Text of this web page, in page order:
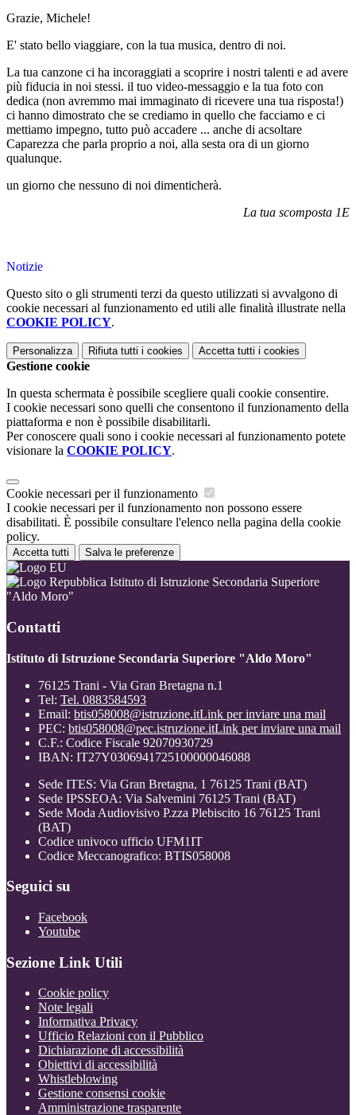
Grazie, Michele!
E' stato bello viaggiare, con la tua musica, dentro di noi.
La tua canzone ci ha incoraggiati a scoprire i nostri talenti e ad avere
più fiducia in noi stessi. il tuo video-messaggio e la tua foto con
dedica (non avremmo mai immaginato di ricevere una tua risposta!)
ci hanno dimostrato che se crediamo in quello che facciamo e ci
mettiamo impegno, tutto può accadere ... anche di acsoltare
Caparezza che parla proprio a noi, alla sesta ora di un giorno
qualunque.
un giorno che nessuno di noi dimenticherà.
La tua scomposta 1E
Notizie
Questo sito o gli strumenti terzi da questo utilizzati si avvalgono di
cookie necessari al funzionamento ed utili alle finalità illustrate nella
COOKIE POLICY.
Personalizza Rifiuta tutti i cookies Accetta tutti i cookies
Gestione cookie
In questa schermata è possibile scegliere quali cookie consentire.
I cookie necessari sono quelli che consentono il funzionamento della
piattaforma e non è possibile disabilitarli.
Per conoscere quali sono i cookie necessari al funzionamento potete
visionare la COOKIE POLICY.
Cookie necessari per il funzionamento
I cookie necessari per il funzionamento non possono essere
disabilitati. È possibile consultare l'elenco nella pagina della cookie
policy.
Accetta tutti Salva le preferenze
Istituto di Istruzione Secondaria Superiore
"Aldo Moro"
Contatti
Istituto di Istruzione Secondaria Superiore "Aldo Moro"
76125 Trani - Via Gran Bretagna n.1
Tel: Tel. 0883584593
Email: btis058008@istruzione.itLink per inviare una mail
PEC: btis058008@pec.istruzione.itLink per inviare una mail
C.F.: Codice Fiscale 92070930729
IBAN: IT27Y0306941725100000046088
Sede ITES: Via Gran Bretagna, 1 76125 Trani (BAT)
Sede IPSSEOA: Via Salvemini 76125 Trani (BAT)
Sede Moda Audiovisivo P.zza Plebiscito 16 76125 Trani
(BAT)
Codice univoco ufficio UFM1IT
Codice Meccanografico: BTIS058008
Seguici su
Facebook
Youtube
Sezione Link Utili
Cookie policy
Note legali
Informativa Privacy
Ufficio Relazioni con il Pubblico
Dichiarazione di accessibilità
Obiettivi di accessibilità
Whistleblowing
Gestione consensi cookie
Amministrazione trasparente